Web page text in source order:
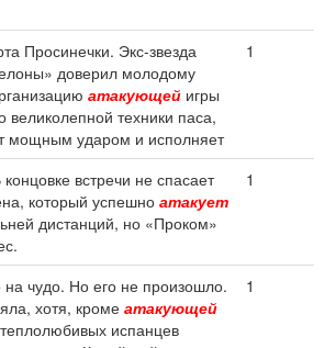
Просинечки. Экс-звезда
доверил молодому
атакующей игры
техники паса,
мощным ударом и исполняет
1
встречи не спасает
который успешно атакует
дистанций, но «Проком»
1
на чудо. Но его не произошло.
хотя, кроме атакующей
испанцев
1